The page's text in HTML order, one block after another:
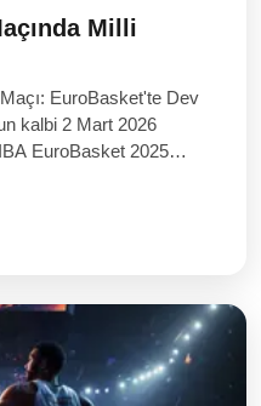
Milli
EuroBasket'te Dev
EuroBasket 2025